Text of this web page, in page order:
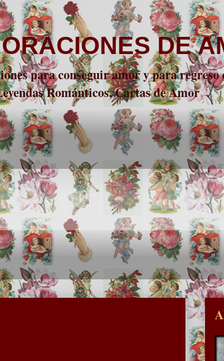
DE
para conseguir amor y para
Románticos, Cartas de Amor